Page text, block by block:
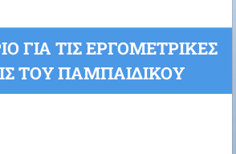
ΓΙΑ ΤΙΣ ΕΡΓΟΜΕΤΡΙΚΈΣ
ΤΟΥ ΠΑΜΠΑΙΔΙΚΟΎ